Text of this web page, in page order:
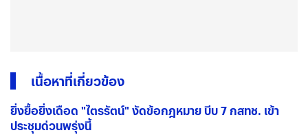
เนื้อหาที่เกี่ยวข้อง
ยิ่งยื้อยิ่งเดือด "ไตรรัตน์" งัดข้อกฎหมาย บีบ 7 กสทช. เข้า
ประชุมด่วนพรุ่งนี้